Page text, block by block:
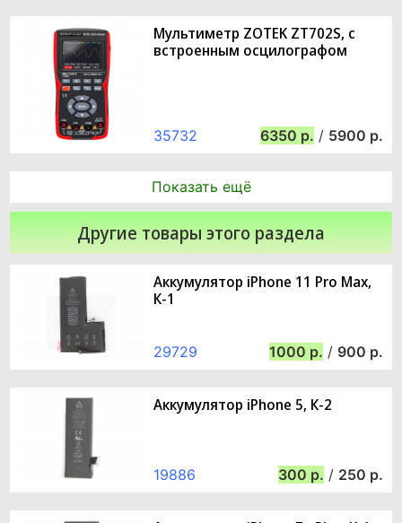
Мультиметр ZOTEK ZT702S, с
встроенным осцилографом
35732 6350 / 5900
Показать ещё
Другие товары этого раздела
Аккумулятор iPhone 11 Pro Max,
К-1
29729 1000 / 900
Аккумулятор iPhone 5, К-2
19886 300 / 250